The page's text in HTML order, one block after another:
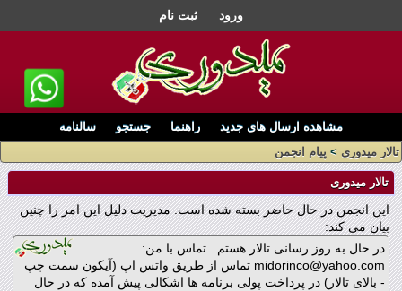
ورود ثبت نام
مشاهده ارسال های جدید راهنما جستجو
سالنامه
تالار میدوری > پیام انجمن
تالار میدوری
این انجمن در حال حاضر بسته شده است. مدیریت دلیل این امر را چنین
بیان می کند:
در حال به روز رسانی تالار هستم . تماس با من:
midorinco@yahoo.com تماس از طریق واتس اپ (آیکون سمت چپ
- بالای تالار) در پرداخت پولی برنامه ها اشکالی پیش آمده که در حال